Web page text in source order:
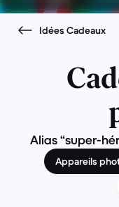
Idées Cadeaux
Alias “super-
Appareils